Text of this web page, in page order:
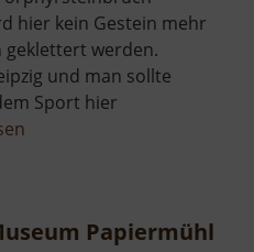
hier kein Gestein mehr
geklettert werden.
und man sollte
Sport hier
Papiermühle